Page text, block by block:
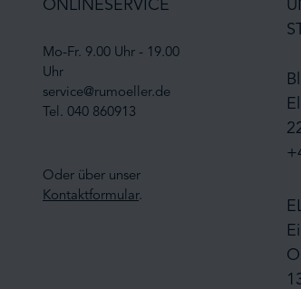
ONLINESERVICE
Mo-Fr. 9.00 Uhr - 19.00
Uhr
service@rumoeller.de
Tel. 040 860913
Oder über unser
Kontaktformular.